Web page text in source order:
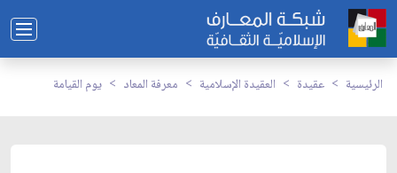
الرئيسية عقيدة العقيدة الإسلامية معرفة المعاد يوم القيامة